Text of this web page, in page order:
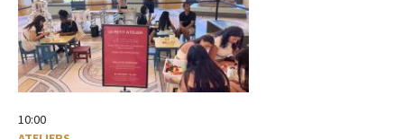
10:00